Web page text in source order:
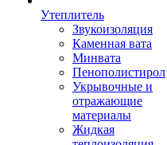
Утеплитель
Звукоизоляция
Каменная вата
Минвата
Пенополистирол
Укрывочные и
отражающие
материалы
Жидкая